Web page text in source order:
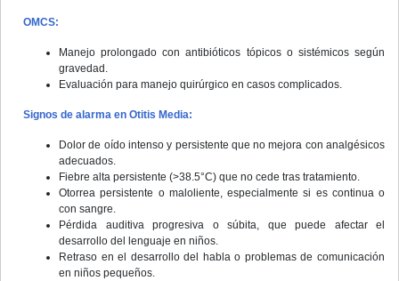
OMCS:
Manejo prolongado con antibióticos tópicos o sistémicos según
gravedad.
Evaluación para manejo quirúrgico en casos complicados.
Signos de alarma en Otitis Media:
Dolor de oído intenso y persistente que no mejora con analgésicos
adecuados.
Fiebre alta persistente (>38.5°C) que no cede tras tratamiento.
Otorrea persistente o maloliente, especialmente si es continua o
con sangre.
Pérdida auditiva progresiva o súbita, que puede afectar el
desarrollo del lenguaje en niños.
Retraso en el desarrollo del habla o problemas de comunicación
en niños pequeños.